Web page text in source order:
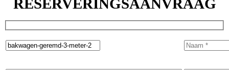
RESERVERINGSAANVRAAG